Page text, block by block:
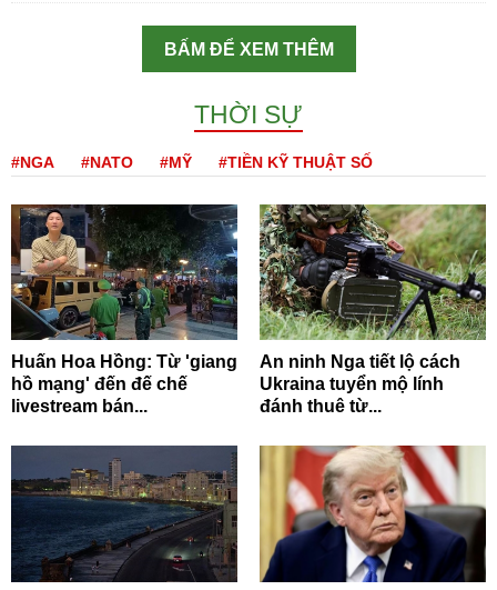
BẤM ĐỂ XEM THÊM
THỜI SỰ
#NGA #NATO #MỸ #TIỀN KỸ THUẬT SỐ
Huấn Hoa Hồng: Từ 'giang
hồ mạng' đến đế chế
livestream bán...
An ninh Nga tiết lộ cách
Ukraina tuyển mộ lính
đánh thuê từ...